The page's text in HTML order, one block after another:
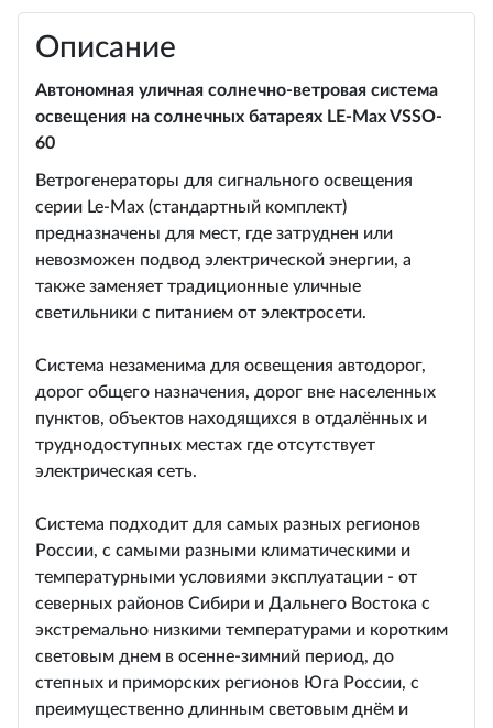
Описание
Автономная уличная солнечно-ветровая система
освещения на солнечных батареях LE-Max VSSO-
60
Ветрогенераторы для сигнального освещения
серии Le-Max (стандартный комплект)
предназначены для мест, где затруднен или
невозможен подвод электрической энергии, а
также заменяет традиционные уличные
светильники с питанием от электросети.
Система незаменима для освещения автодорог,
дорог общего назначения, дорог вне населенных
пунктов, объектов находящихся в отдалённых и
труднодоступных местах где отсутствует
электрическая сеть.
Система подходит для самых разных регионов
России, с самыми разными климатическими и
температурными условиями эксплуатации - от
северных районов Сибири и Дальнего Востока с
экстремально низкими температурами и коротким
световым днем в осенне-зимний период, до
степных и приморских регионов Юга России, с
преимущественно длинным световым днём и